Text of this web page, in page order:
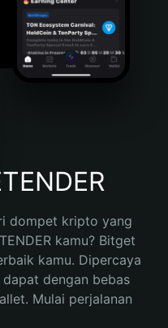
dompet kripto yang
kamu? Bitget
kamu. Dipercaya
dengan bebas
Mulai perjalanan